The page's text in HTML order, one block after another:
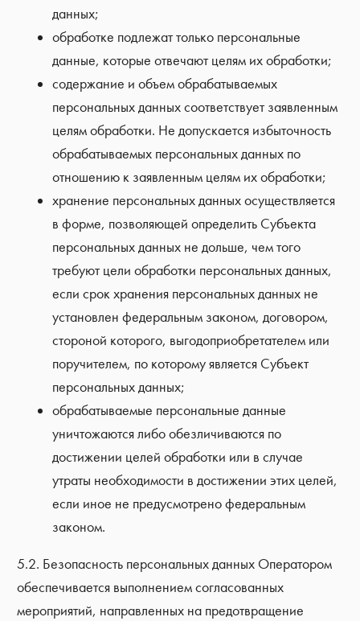
данных;
обработке подлежат только персональные
данные, которые отвечают целям их обработки;
содержание и объем обрабатываемых
персональных данных соответствует заявленным
целям обработки. Не допускается избыточность
обрабатываемых персональных данных по
отношению к заявленным целям их обработки;
хранение персональных данных осуществляется
в форме, позволяющей определить Субъекта
персональных данных не дольше, чем того
требуют цели обработки персональных данных,
если срок хранения персональных данных не
установлен федеральным законом, договором,
стороной которого, выгодоприобретателем или
поручителем, по которому является Субъект
персональных данных;
обрабатываемые персональные данные
уничтожаются либо обезличиваются по
достижении целей обработки или в случае
утраты необходимости в достижении этих целей,
если иное не предусмотрено федеральным
законом.
5.2. Безопасность персональных данных Оператором
обеспечивается выполнением согласованных
мероприятий, направленных на предотвращение